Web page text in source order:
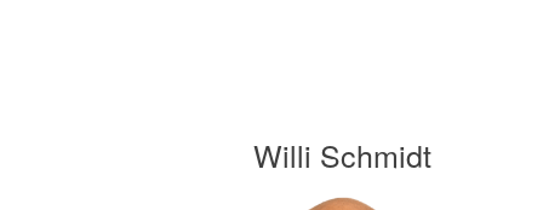
Willi Schmidt